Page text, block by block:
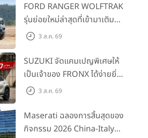
FORD RANGER WOLFTRAK
รุ่นย่อยใหม่ล่าสุดที่เข้ามาเติม
เต็มไลน์อัป พร้อมตอบโจทย์ทุก
พร้อมลุย ด้วยราคาพิเศษเริ่ม
ต้นที่ 9.49 แสนบาท
3 ส.ค. 69
SUZUKI จัดแคมเปญพิเศษให้
เป็นเจ้าของ FRONX ได้ง่ายยิ่ง
ขึ้นสำหรับรุ่น GL ราคาพิเศษ
200 คัน พร้อมข้อเสนอสุดคุ้ม
3 ส.ค. 69
Maserati ฉลองการสิ้นสุดของ
กิจกรรม 2026 China-Italy